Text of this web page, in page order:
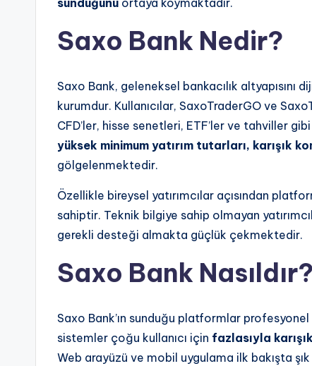
Saxo Bank Nedir?
Saxo Bank, geleneksel bankacılık
kurumdur. Kullanıcılar, SaxoTraderGO ve
CFD’ler, hisse senetleri, ETF’ler ve tahviller
yüksek minimum yatırım tutarları, karışık
gölgelenmektedir.
Özellikle bireysel yatırımcılar açısından
sahiptir. Teknik bilgiye sahip olmayan
gerekli desteği almakta güçlük çekmektedir.
Saxo Bank Nasıldır?
Saxo Bank’ın sunduğu platformlar profesyonel
sistemler çoğu kullanıcı için fazlasıyla
Web arayüzü ve mobil uygulama ilk bakışta